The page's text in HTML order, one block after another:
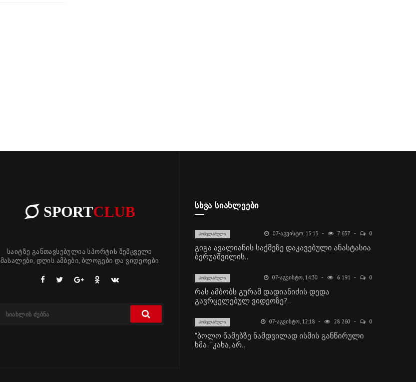
SPORTCLUB
საიტზე განთავსებულია სპორტის შემცველი
მასალები, დღის ამბები, ბლოგები და ვიდეოები
ᲡᲮᲕᲐ ᲡᲘᲐᲮᲚᲔᲔᲑᲘ
ᲞᲝᲞᲣᲚᲐᲠᲣᲚᲘ 07-ᲐᲒᲕᲘᲡᲢᲝ, 15:13 7 637 0
გიგა ავალიანის საქმეზე დაკავებული ანასტასია
ბერუაშვილის..
ᲞᲝᲞᲣᲚᲐᲠᲣᲚᲘ 07-ᲐᲒᲕᲘᲡᲢᲝ, 14:30 6 191 0
რას ამბობს გურამ დადიანიძის დედა
გავრცელებულ ვიდეოზე?..
ᲞᲝᲞᲣᲚᲐᲠᲣᲚᲘ 07-ᲐᲒᲕᲘᲡᲢᲝ, 12:18 28 260 0
"ბოლო წამებზე ნამდვილად ისმის განწირული
ხმა: “კახა, არ..